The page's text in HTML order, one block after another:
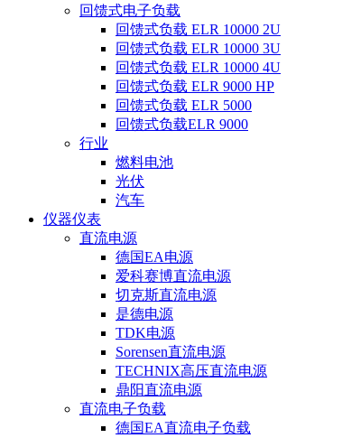
回馈式电子负载
回馈式负载 ELR 10000 2U
回馈式负载 ELR 10000 3U
回馈式负载 ELR 10000 4U
回馈式负载 ELR 9000 HP
回馈式负载 ELR 5000
回馈式负载ELR 9000
行业
燃料电池
光伏
汽车
仪器仪表
直流电源
德国EA电源
爱科赛博直流电源
切克斯直流电源
是德电源
TDK电源
Sorensen直流电源
TECHNIX高压直流电源
鼎阳直流电源
直流电子负载
德国EA直流电子负载